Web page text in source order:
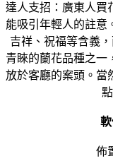
達人支招：廣東人買
能吸引年輕人的註意
吉祥、祝福等含義
青睞的蘭花品種之一
放於客廳的案頭。當
佈